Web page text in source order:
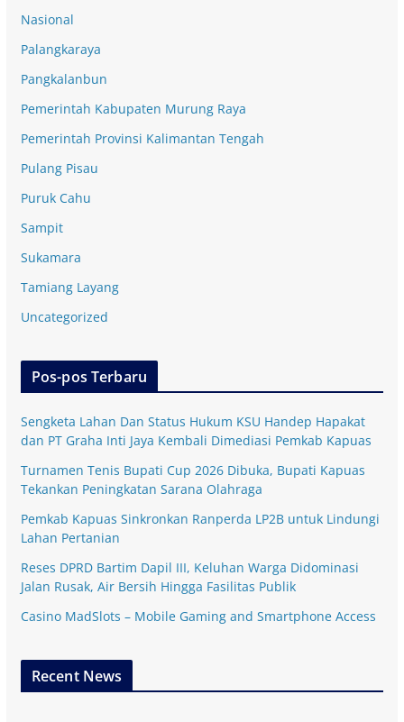
Nasional
Palangkaraya
Pangkalanbun
Pemerintah Kabupaten Murung Raya
Pemerintah Provinsi Kalimantan Tengah
Pulang Pisau
Puruk Cahu
Sampit
Sukamara
Tamiang Layang
Uncategorized
Pos-pos Terbaru
Sengketa Lahan Dan Status Hukum KSU Handep Hapakat
dan PT Graha Inti Jaya Kembali Dimediasi Pemkab Kapuas
Turnamen Tenis Bupati Cup 2026 Dibuka, Bupati Kapuas
Tekankan Peningkatan Sarana Olahraga
Pemkab Kapuas Sinkronkan Ranperda LP2B untuk Lindungi
Lahan Pertanian
Reses DPRD Bartim Dapil III, Keluhan Warga Didominasi
Jalan Rusak, Air Bersih Hingga Fasilitas Publik
Casino MadSlots – Mobile Gaming and Smartphone Access
Recent News